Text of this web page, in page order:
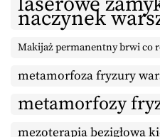
naczynek
Makijaż permanentny brwi co
metamorfoza fryzury
metamorfozy
mezoterapia bezigłowa